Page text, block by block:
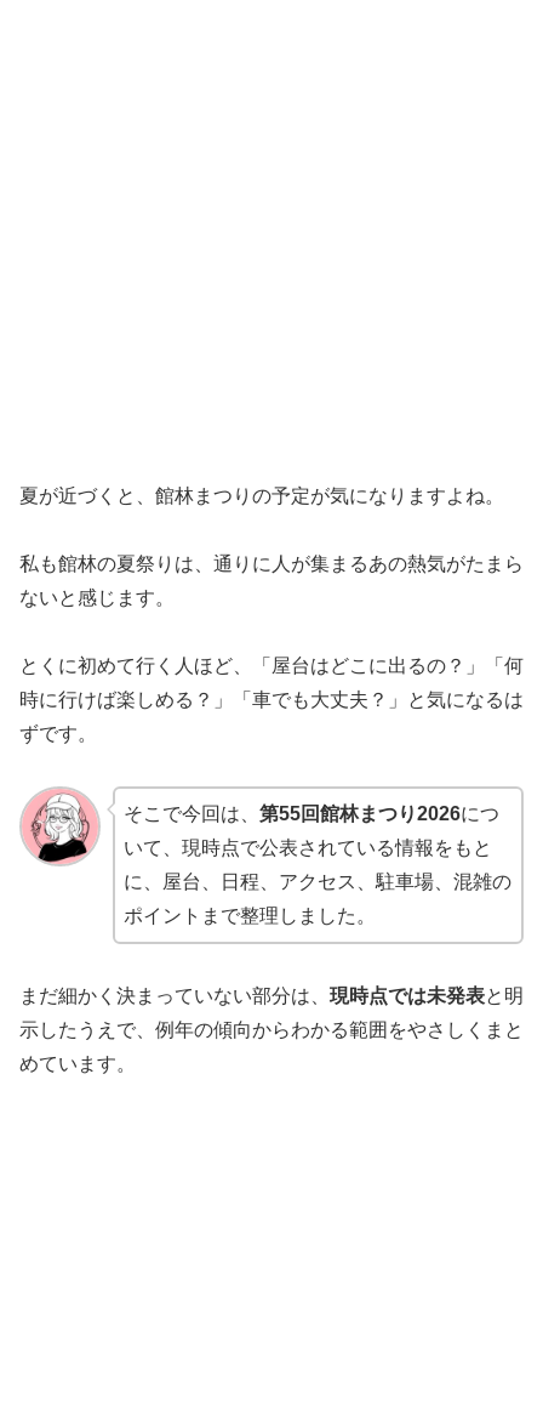
夏が近づくと、館林まつりの予定が気になりますよね。
私も館林の夏祭りは、通りに人が集まるあの熱気がたまら
ないと感じます。
とくに初めて行く人ほど、「屋台はどこに出るの？」「何
時に行けば楽しめる？」「車でも大丈夫？」と気になるは
ずです。
そこで今回は、 第55回館林まつり2026につ
いて、現時点で公表されている情報をもと
に、屋台、日程、アクセス、駐車場、混雑の
ポイントまで整理しました。
まだ細かく決まっていない部分は、 現時点では未発表と明
示したうえで、例年の傾向からわかる範囲をやさしくまと
めています。